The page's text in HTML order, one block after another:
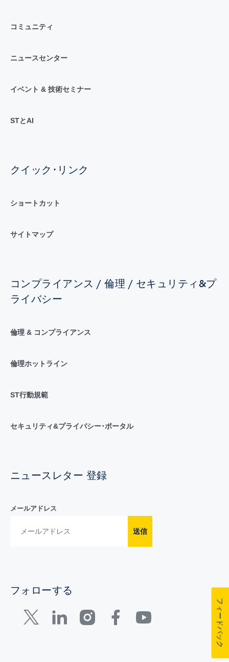
コミュニティ
ニュースセンター
イベント & 技術セミナー
STとAI
クイック･リンク
ショートカット
サイトマップ
コンプライアンス / 倫理 / セキュリティ&プ
ライバシー
倫理 & コンプライアンス
倫理ホットライン
ST行動規範
セキュリティ&プライバシー･ポータル
ニュースレター 登録
メールアドレス
送信
フォローする
フィードバック